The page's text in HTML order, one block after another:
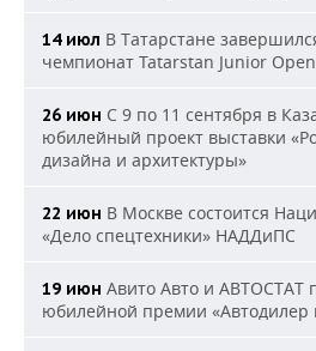
14 июл В Татарстане
чемпионат Tatarstan Junior Open
26 июн С 9 по 11 сентября в
юбилейный проект выставки
дизайна и архитектуры»
22 июн В Москве состоится
«Дело спецтехники» НАДДиПС
19 июн Авито Авто и АВТОСТАТ
юбилейной премии «Автодилер